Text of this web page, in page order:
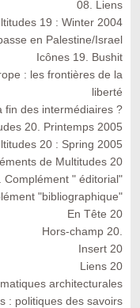
08. Liens
19 : Winter 2004
en Palestine/Israel
Icônes 19. Bushit
: les frontières de la
liberté
fin des intermédiaires ?
20. Printemps 2005
20 : Spring 2005
de Multitudes 20
Complément " éditorial"
"bibliographique"
En Tête 20
Hors-champ 20.
Insert 20
Liens 20
architecturales
: politiques des savoirs